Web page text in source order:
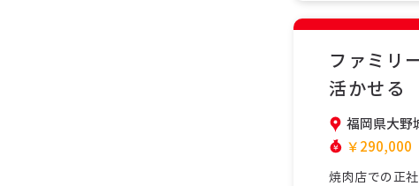
ファミリ
活かせる
福岡県大野
￥290,000
焼肉店での正社